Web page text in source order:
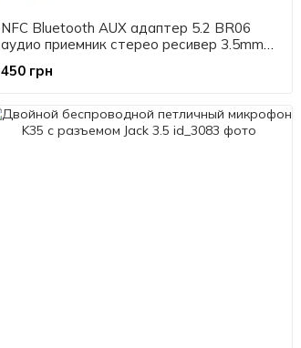
NFC Bluetooth AUX адаптер 5.2 BR06
аудио приемник стерео ресивер 3.5mm
450 грн